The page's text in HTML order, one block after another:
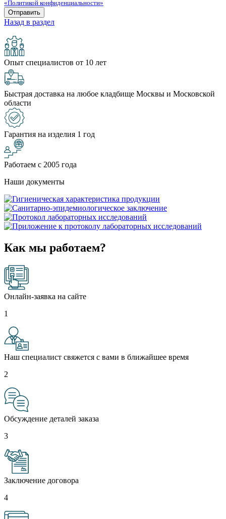
«Политикой конфиденциальности»
Назад в раздел
Опыт специалистов от 10 лет
Быстрая доставка на любое кладбище Москвы и Московской
области
Гарантия на изделия 1 год
Работаем с 2005 года
Наши документы
Как мы работаем?
Онлайн-заявка на сайте
1
Наш специалист свяжется с вами в ближайшее время
2
Обсуждение деталей заказа
3
Заключение договора
4